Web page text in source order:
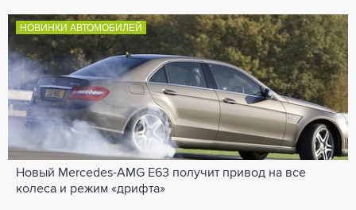
НОВИНКИ АВТОМОБИЛЕЙ
Новый Mercedes-AMG E63 получит привод на все
колеса и режим «дрифта»